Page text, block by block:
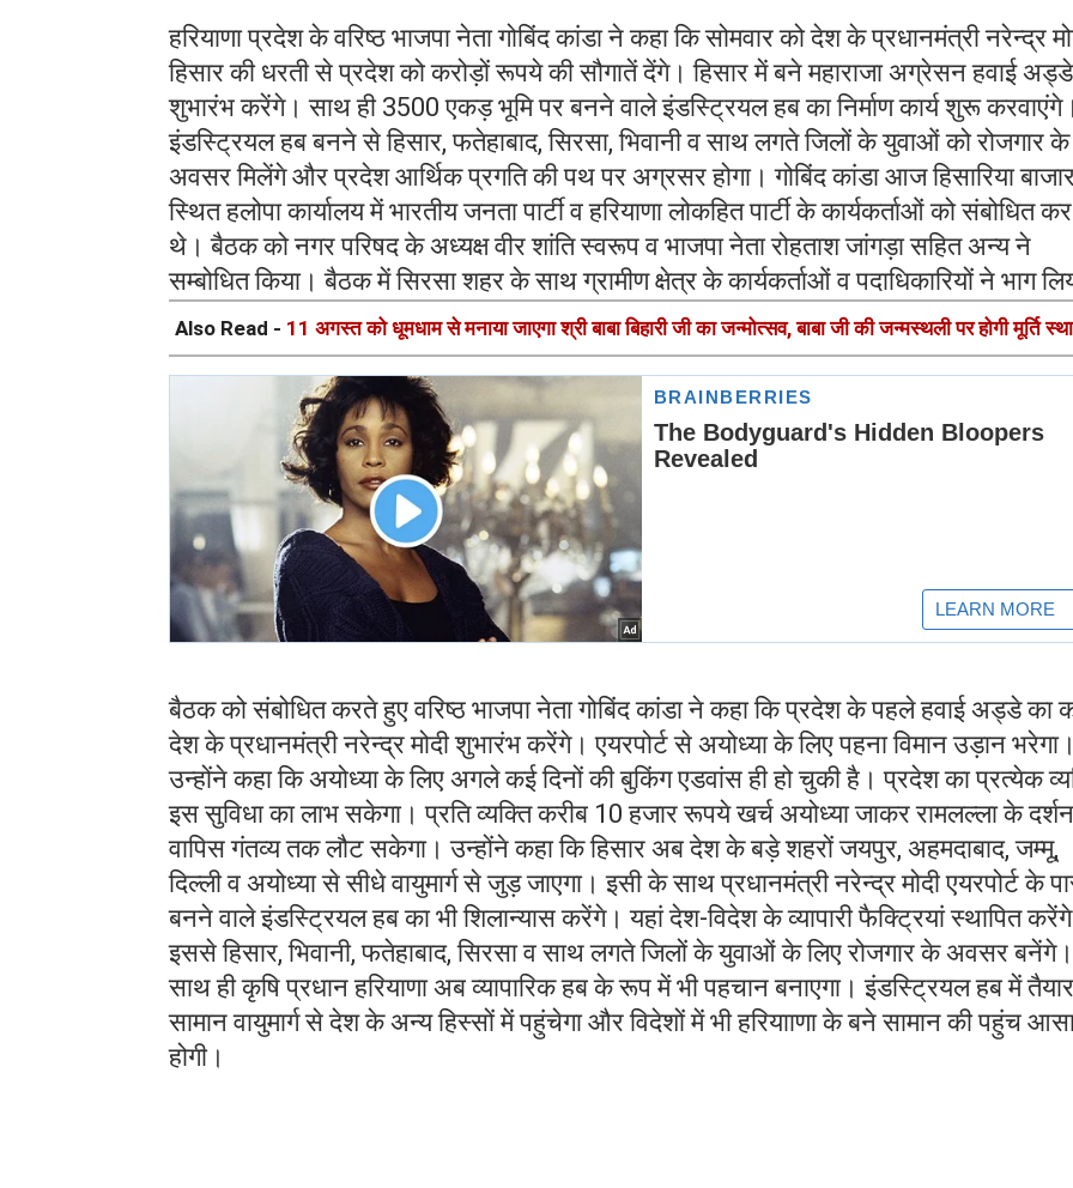
हरियाणा प्रदेश के वरिष्ठ भाजपा नेता गोबिंद कांडा ने कहा कि सोमवार को देश के प्रधानमंत्री नरेन्द्र
हिसार की धरती से प्रदेश को करोड़ों रूपये की सौगातें देंगे। हिसार में बने महाराजा अग्रेसन हवाई
शुभारंभ करेंगे। साथ ही 3500 एकड़ भूमि पर बनने वाले इंडस्ट्रियल हब का निर्माण कार्य शुरू करवाएंगे।
इंडस्ट्रियल हब बनने से हिसार, फतेहाबाद, सिरसा, भिवानी व साथ लगते जिलों के युवाओं को रोजगार के
अवसर मिलेंगे और प्रदेश आर्थिक प्रगति की पथ पर अग्रसर होगा। गोबिंद कांडा आज हिसारिया
स्थित हलोपा कार्यालय में भारतीय जनता पार्टी व हरियाणा लोकहित पार्टी के कार्यकर्ताओं को संबोधित
थे। बैठक को नगर परिषद के अध्यक्ष वीर शांति स्वरूप व भाजपा नेता रोहताश जांगड़ा सहित अन्य ने
सम्बोधित किया। बैठक में सिरसा शहर के साथ ग्रामीण क्षेत्र के कार्यकर्ताओं व पदाधिकारियों ने भाग
Also Read - 11 अगस्त को धूमधाम से मनाया जाएगा श्री बाबा बिहारी जी का जन्मोत्सव, बाबा जी की जन्मस्थली पर होगी मूर्ति
बैठक को संबोधित करते हुए वरिष्ठ भाजपा नेता गोबिंद कांडा ने कहा कि प्रदेश के पहले हवाई अड्डे का
देश के प्रधानमंत्री नरेन्द्र मोदी शुभारंभ करेंगे। एयरपोर्ट से अयोध्या के लिए पहना विमान उड़ान भरेगा।
उन्होंने कहा कि अयोध्या के लिए अगले कई दिनों की बुकिंग एडवांस ही हो चुकी है। प्रदेश का प्रत्येक
इस सुविधा का लाभ सकेगा। प्रति व्यक्ति करीब 10 हजार रूपये खर्च अयोध्या जाकर रामलल्ला के
वापिस गंतव्य तक लौट सकेगा। उन्होंने कहा कि हिसार अब देश के बड़े शहरों जयपुर, अहमदाबाद, जम्मू,
दिल्ली व अयोध्या से सीधे वायुमार्ग से जुड़ जाएगा। इसी के साथ प्रधानमंत्री नरेन्द्र मोदी एयरपोर्ट के
बनने वाले इंडस्ट्रियल हब का भी शिलान्यास करेंगे। यहां देश-विदेश के व्यापारी फैक्ट्रियां स्थापित
इससे हिसार, भिवानी, फतेहाबाद, सिरसा व साथ लगते जिलों के युवाओं के लिए रोजगार के अवसर बनेंगे।
साथ ही कृषि प्रधान हरियाणा अब व्यापारिक हब के रूप में भी पहचान बनाएगा। इंडस्ट्रियल हब में तैयार
सामान वायुमार्ग से देश के अन्य हिस्सों में पहुंचेगा और विदेशों में भी हरियााणा के बने सामान की पहुंच
होगी।